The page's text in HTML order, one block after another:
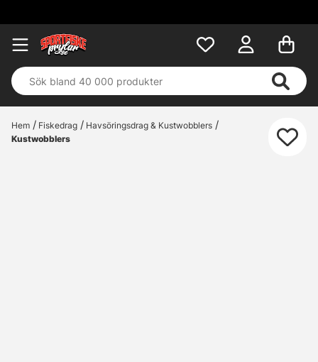
Hem Fiskedrag
Havsöringsdrag & Kustwobblers
Kustwobblers